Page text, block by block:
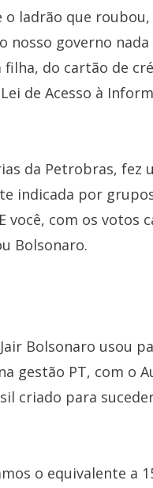
o ladrão que roubou,
nosso governo nada
do cartão de
de Acesso à
da Petrobras, fez
indicada por
você, com os votos
Bolsonaro.
Bolsonaro usou
gestão PT, com o
criado para
o equivalente a